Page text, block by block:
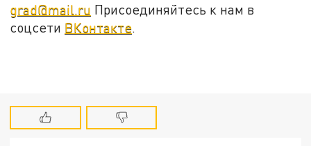
grad@mail.ru Присоединяйтесь к нам в
соцсети ВКонтакте.